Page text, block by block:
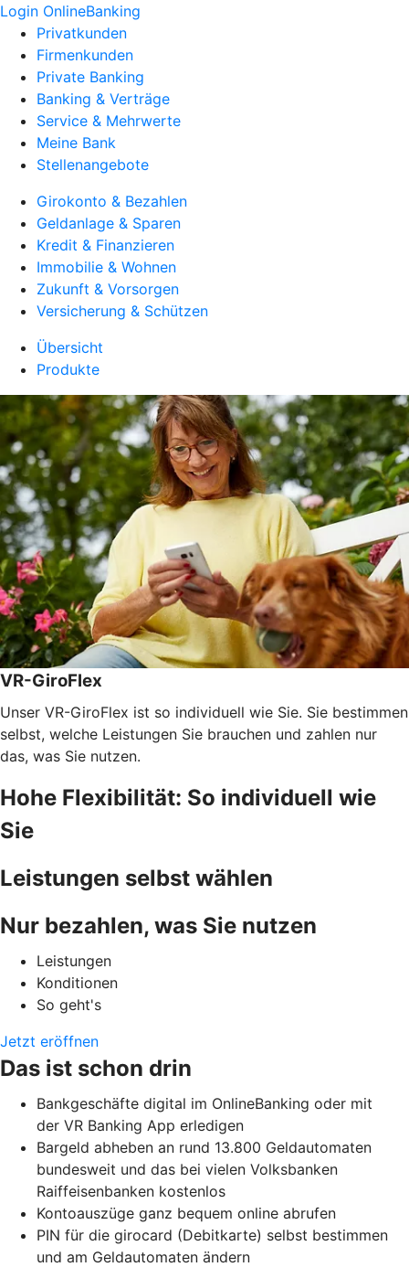
Login OnlineBanking
Privatkunden
Firmenkunden
Private Banking
Banking & Verträge
Service & Mehrwerte
Meine Bank
Stellenangebote
Girokonto & Bezahlen
Geldanlage & Sparen
Kredit & Finanzieren
Immobilie & Wohnen
Zukunft & Vorsorgen
Versicherung & Schützen
Übersicht
Produkte
VR-GiroFlex
Unser VR-GiroFlex ist so individuell wie Sie. Sie bestimmen
selbst, welche Leistungen Sie brauchen und zahlen nur
das, was Sie nutzen.
Hohe Flexibilität: So individuell wie
Sie
Leistungen selbst wählen
Nur bezahlen, was Sie nutzen
Leistungen
Konditionen
So geht's
Jetzt eröffnen
Das ist schon drin
Bankgeschäfte digital im OnlineBanking oder mit
der VR Banking App erledigen
Bargeld abheben an rund 13.800 Geldautomaten
bundesweit und das bei vielen Volksbanken
Raiffeisenbanken kostenlos
Kontoauszüge ganz bequem online abrufen
PIN für die girocard (Debitkarte) selbst bestimmen
und am Geldautomaten ändern